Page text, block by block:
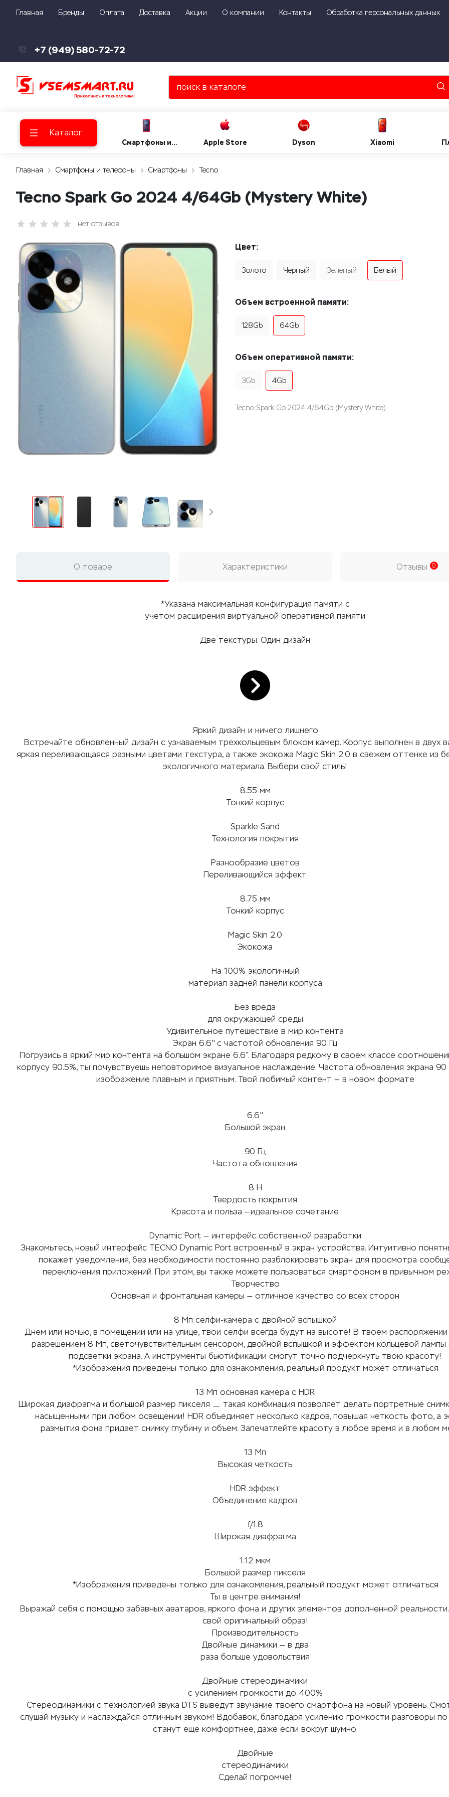
Главная Бренды Оплата Доставка Акции О компании Контакты Обработка персональных данных
+7 (949) 580-72-72
Каталог
Смартфоны и
Apple Store Dyson Xiaomi
Главная Смартфоны и телефоны Смартфоны Tecno
Tecno Spark Go 2024 4/64Gb (Mystery White)
нет отзывов
Цвет:
Золото Черный Зеленый Белый
Объем встроенной памяти:
128Gb 64Gb
Объем оперативной памяти:
3Gb 4Gb
Tecno Spark Go 2024 4/64Gb (Mystery White)
О товаре Характеристики Отзывы 0
*Указана максимальная конфигурация памяти с
учетом расширения виртуальной оперативной памяти
Две текстуры. Один дизайн
Яркий дизайн и ничего лишнего
Встречайте обновленный дизайн с узнаваемым трехкольцевым блоком камер. Корпус выполнен в двух
яркая переливающаяся разными цветами текстура, а также экокожа Magic Skin 2.0 в свежем оттенке из
экологичного материала. Выбери свой стиль!
8.55 мм
Тонкий корпус
Sparkle Sand
Технология покрытия
Разнообразие цветов
Переливающийся эффект
8.75 мм
Тонкий корпус
Magic Skin 2.0
Экокожа
На 100% экологичный
материал задней панели корпуса
Без вреда
для окружающей среды
Удивительное путешествие в мир контента
Экран 6.6" с частотой обновления 90 Гц
Погрузись в яркий мир контента на большом экране 6.6”. Благодаря редкому в своем классе
корпусу 90.5%, ты почувствуешь неповторимое визуальное наслаждение. Частота обновления экрана 90
изображение плавным и приятным. Твой любимый контент — в новом формате
6.6"
Большой экран
90 Гц
Частота обновления
8 H
Твердость покрытия
Красота и польза —идеальное сочетание
Dynamic Port — интерфейс собственной разработки
Знакомьтесь, новый интерфейс TECNO Dynamic Port встроенный в экран устройства. Интуитивно
покажет уведомления, без необходимости постоянно разблокировать экран для просмотра
переключения приложений. При этом, вы также можете пользоваться смартфоном в привычном
Творчество
Основная и фронтальная камеры — отличное качество со всех сторон
8 Мп селфи-камера с двойной вспышкой
Днем или ночью, в помещении или на улице, твои селфи всегда будут на высоте! В твоем
разрешением 8 Мп, светочувствительным сенсором, двойной вспышкой и эффектом кольцевой лампы
подсветки экрана. А инструменты бьютификации смогут точно подчеркнуть твою красоту!
*Изображения приведены только для ознакомления, реальный продукт может отличаться
13 Мп основная камера с HDR
Широкая диафрагма и большой размер пикселя ㅡ такая комбинация позволяет делать портретные
насыщенными при любом освещении! HDR объединяет несколько кадров, повышая четкость фото, а
размытия фона придает снимку глубину и объем. Запечатлейте красоту в любое время и в любом
13 Мп
Высокая четкость
HDR эффект
Объединение кадров
f/1.8
Широкая диафрагма
1.12 мкм
Большой размер пикселя
*Изображения приведены только для ознакомления, реальный продукт может отличаться
Ты в центре внимания!
Выражай себя с помощью забавных аватаров, яркого фона и других элементов дополненной
свой оригинальный образ!
Производительность
Двойные динамики — в два
раза больше удовольствия
Двойные стереодинамики
с усилением громкости до 400%
Стереодинамики с технологией звука DTS выведут звучание твоего смартфона на новый уровень.
слушай музыку и наслаждайся отличным звуком! Вдобавок, благодаря усилению громкости разговоры
станут еще комфортнее, даже если вокруг шумно.
Двойные
стереодинамики
Сделай погромче!